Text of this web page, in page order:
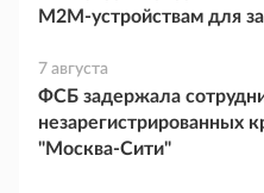
M2M-устройствам для
7 августа
ФСБ задержала
незарегистрированных
"Москва-Сити"